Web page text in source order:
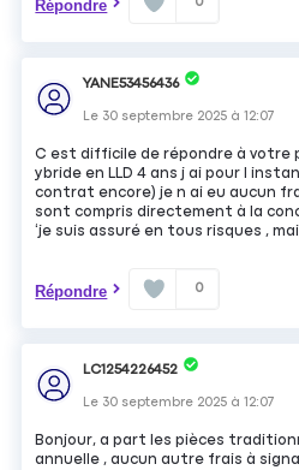
Répondre
YANE53456436
Le 30 septembre 2025 à12:07
C est difficile de répondre à votre
ybride en LLD 4 ans j ai pour l
contrat encore) je n ai eu aucun
sont compris directement à la
‘je suis assuré en tous risques ,
Répondre 0
LC1254226452
Le 30 septembre 2025 à12:07
Bonjour, a part les pièces
annuelle , aucun autre frais à